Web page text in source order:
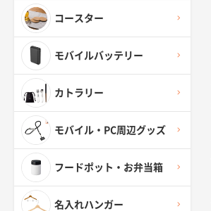
コースター
モバイルバッテリー
カトラリー
モバイル・PC周辺グッズ
フードポット・お弁当箱
名入れハンガー